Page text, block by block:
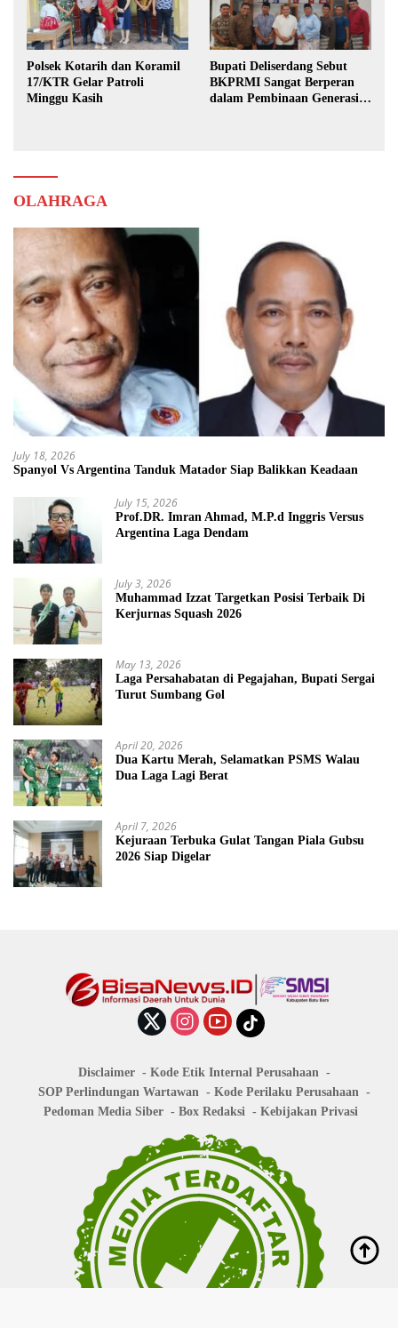
Polsek Kotarih dan Koramil
17/KTR Gelar Patroli
Minggu Kasih
Bupati Deliserdang Sebut
BKPRMI Sangat Berperan
dalam Pembinaan Generasi
OLAHRAGA
July 18, 2026
Spanyol Vs Argentina Tanduk Matador Siap Balikkan Keadaan
July 15, 2026
Prof.DR. Imran Ahmad, M.P.d Inggris Versus
Argentina Laga Dendam
July 3, 2026
Muhammad Izzat Targetkan Posisi Terbaik Di
Kerjurnas Squash 2026
May 13, 2026
Laga Persahabatan di Pegajahan, Bupati Sergai
Turut Sumbang Gol
April 20, 2026
Dua Kartu Merah, Selamatkan PSMS Walau
Dua Laga Lagi Berat
April 7, 2026
Kejuraan Terbuka Gulat Tangan Piala Gubsu
2026 Siap Digelar
Disclaimer
Kode Etik Internal Perusahaan
SOP Perlindungan Wartawan
Kode Perilaku Perusahaan
Pedoman Media Siber
Box Redaksi Kebijakan Privasi